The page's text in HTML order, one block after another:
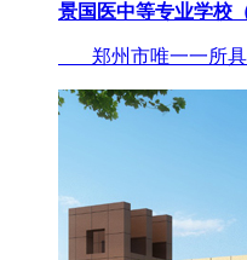
景国医中等专业学校
郑州市唯一一所具